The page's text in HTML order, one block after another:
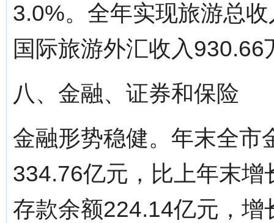
3.0%。全年实现旅游总
国际旅游外汇收入
八、金融、证券和保险
金融形势稳健。年末全市
334.76亿元，比上年末
存款余额224.14亿元，